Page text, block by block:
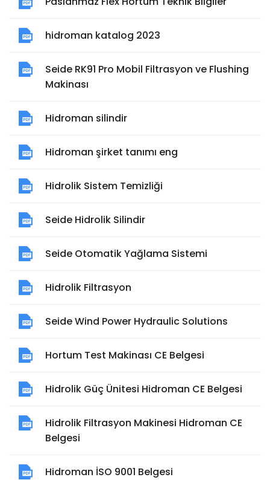
hidroman katalog 2023
Seide RK91 Pro Mobil Filtrasyon ve Flushing
Makinası
Hidroman silindir
Hidroman şirket tanımı eng
Hidrolik Sistem Temizliği
Seide Hidrolik Silindir
Seide Otomatik Yağlama Sistemi
Hidrolik Filtrasyon
Seide Wind Power Hydraulic Solutions
Hortum Test Makinası CE Belgesi
Hidrolik Güç Ünitesi Hidroman CE Belgesi
Hidrolik Filtrasyon Makinesi Hidroman CE
Belgesi
Hidroman İSO 9001 Belgesi